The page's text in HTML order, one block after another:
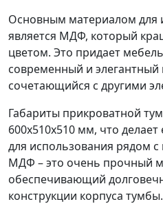
Основным материалом для
является МДФ, который
цветом. Это придает
современный и элегантный
сочетающийся с другими
Габариты прикроватной
600x510x510 мм, что
для использования рядом
МДФ – это очень прочный
обеспечивающий
конструкции корпуса тумбы.